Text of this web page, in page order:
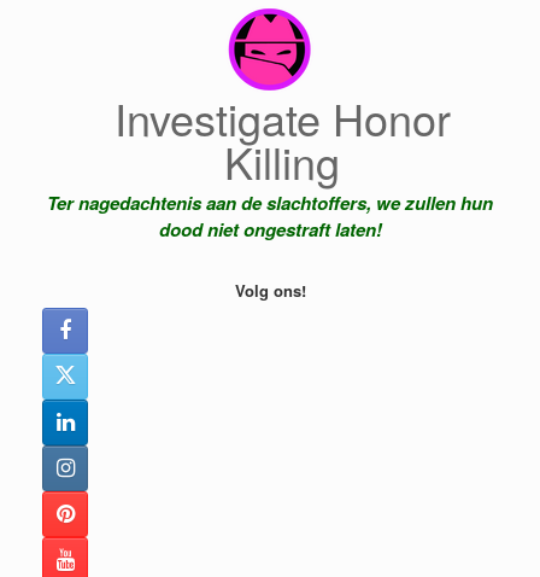
Investigate Honor
Killing
Ter nagedachtenis aan de slachtoffers, we zullen hun
dood niet ongestraft laten!
Volg ons!